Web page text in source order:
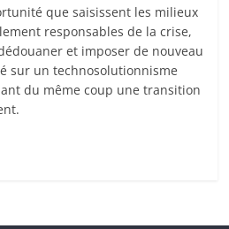
que saisissent les milieux
responsables de la crise,
et imposer de nouveau
sur un technosolutionnisme
du même coup une transition